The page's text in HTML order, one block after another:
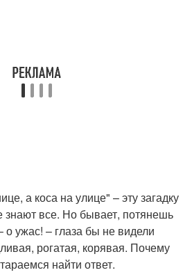
а коса на улице" – эту загадку
знают все. Но бывает, потянешь
о ужас! – глаза бы не видели
рогатая, корявая. Почему
найти ответ.